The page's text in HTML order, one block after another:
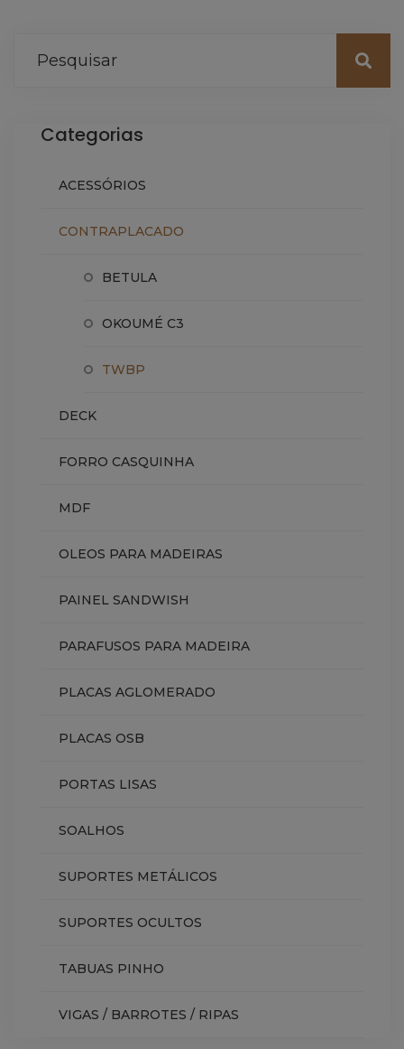
Categorias
ACESSÓRIOS
CONTRAPLACADO
BETULA
OKOUMÉ C3
TWBP
DECK
FORRO CASQUINHA
MDF
OLEOS PARA MADEIRAS
PAINEL SANDWISH
PARAFUSOS PARA MADEIRA
PLACAS AGLOMERADO
PLACAS OSB
PORTAS LISAS
SOALHOS
SUPORTES METÁLICOS
SUPORTES OCULTOS
TABUAS PINHO
VIGAS / BARROTES / RIPAS